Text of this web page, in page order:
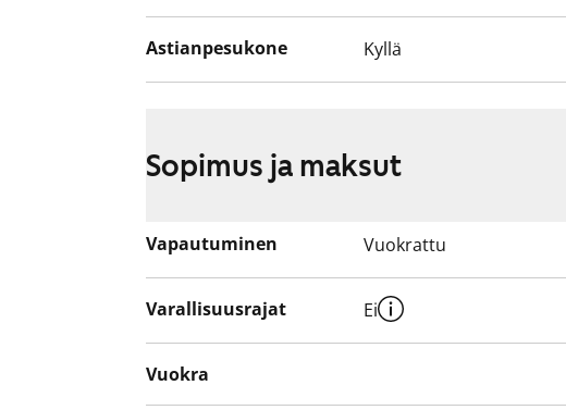
Astianpesukone Kyllä
Sopimus ja maksut
Vapautuminen Vuokrattu
Varallisuusrajat Ei
Vuokra